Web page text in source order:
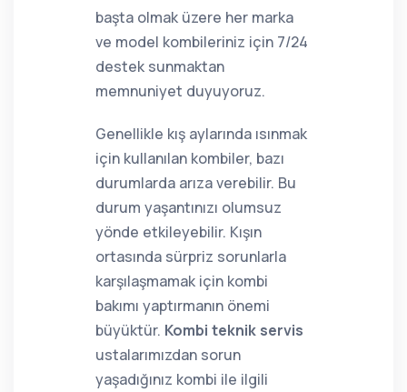
başta olmak üzere her marka
ve model kombileriniz için 7/24
destek sunmaktan
memnuniyet duyuyoruz.
Genellikle kış aylarında ısınmak
için kullanılan kombiler, bazı
durumlarda arıza verebilir. Bu
durum yaşantınızı olumsuz
yönde etkileyebilir. Kışın
ortasında sürpriz sorunlarla
karşılaşmamak için kombi
bakımı yaptırmanın önemi
büyüktür. Kombi teknik servis
ustalarımızdan sorun
yaşadığınız kombi ile ilgili